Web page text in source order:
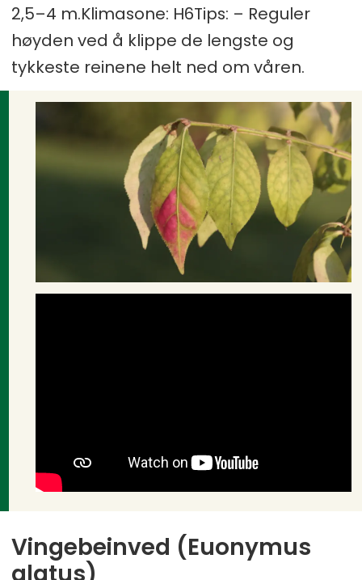
2,5–4 m.Klimasone: H6Tips: – Reguler
høyden ved å klippe de lengste og
tykkeste reinene helt ned om våren.
Vingebeinved (Euonymus